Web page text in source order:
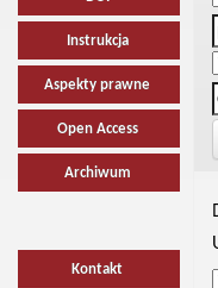
Instrukcja
Aspekty prawne
Open Access
Archiwum
Kontakt